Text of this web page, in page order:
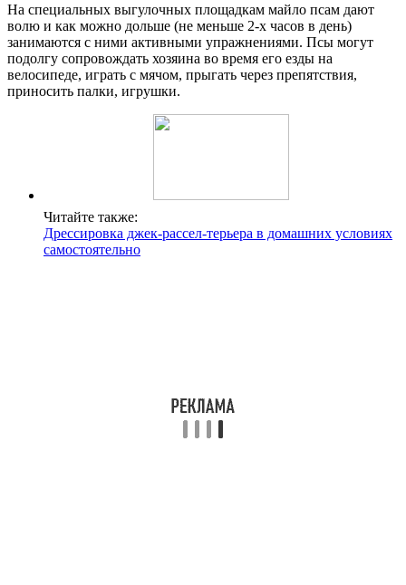
На специальных выгулочных площадкам майло псам дают
волю и как можно дольше (не меньше 2-х часов в день)
занимаются с ними активными упражнениями. Псы могут
подолгу сопровождать хозяина во время его езды на
велосипеде, играть с мячом, прыгать через препятствия,
приносить палки, игрушки.
Читайте также:
Дрессировка джек-рассел-терьера в домашних условиях
самостоятельно